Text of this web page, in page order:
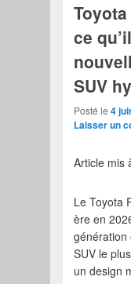
ce
SUV
Posté le4
Laisser un
Article mis
Le Toyota
ère en
génération
SUV le
un design